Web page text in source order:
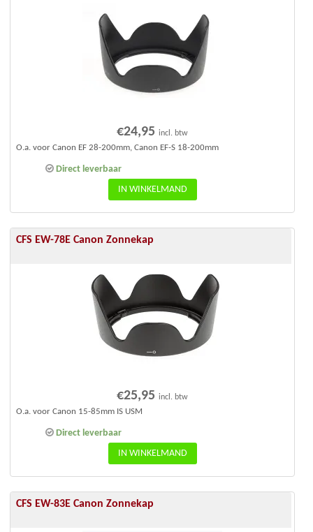
€24,95 incl. btw
Direct leverbaar
O.a. voor Canon EF 28-200mm, Canon EF-S 18-200mm
IN WINKELMAND
CFS EW-78E Canon Zonnekap
€25,95 incl. btw
Direct leverbaar
O.a. voor Canon 15-85mm IS USM
IN WINKELMAND
CFS EW-83E Canon Zonnekap